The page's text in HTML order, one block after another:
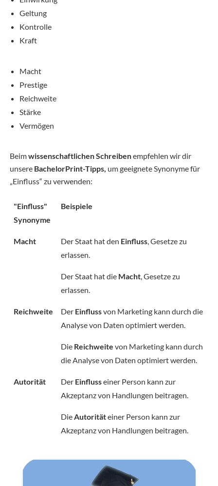
Geltung
Kontrolle
Kraft
Macht
Prestige
Reichweite
Stärke
Vermögen
Beimwissenschaftlichen Schreibenempfehlen wir dir
unsere BachelorPrint-Tipps, um geeignete Synonyme für
„Einfluss“ zu verwenden:
"Einfluss"
Synonyme
Beispiele
Macht Der Staat hat den Einfluss, Gesetze zu
erlassen.
Der Staat hat die Macht, Gesetze zu
erlassen.
Reichweite Der Einflussvon Marketing kann durch die
Analyse von Daten optimiert werden.
Die Reichweite von Marketing kann durch
die Analyse von Daten optimiert werden.
Autorität Der Einflusseiner Person kann zur
Akzeptanz von Handlungen beitragen.
DieAutoritäteiner Person kann zur
Akzeptanz von Handlungen beitragen.